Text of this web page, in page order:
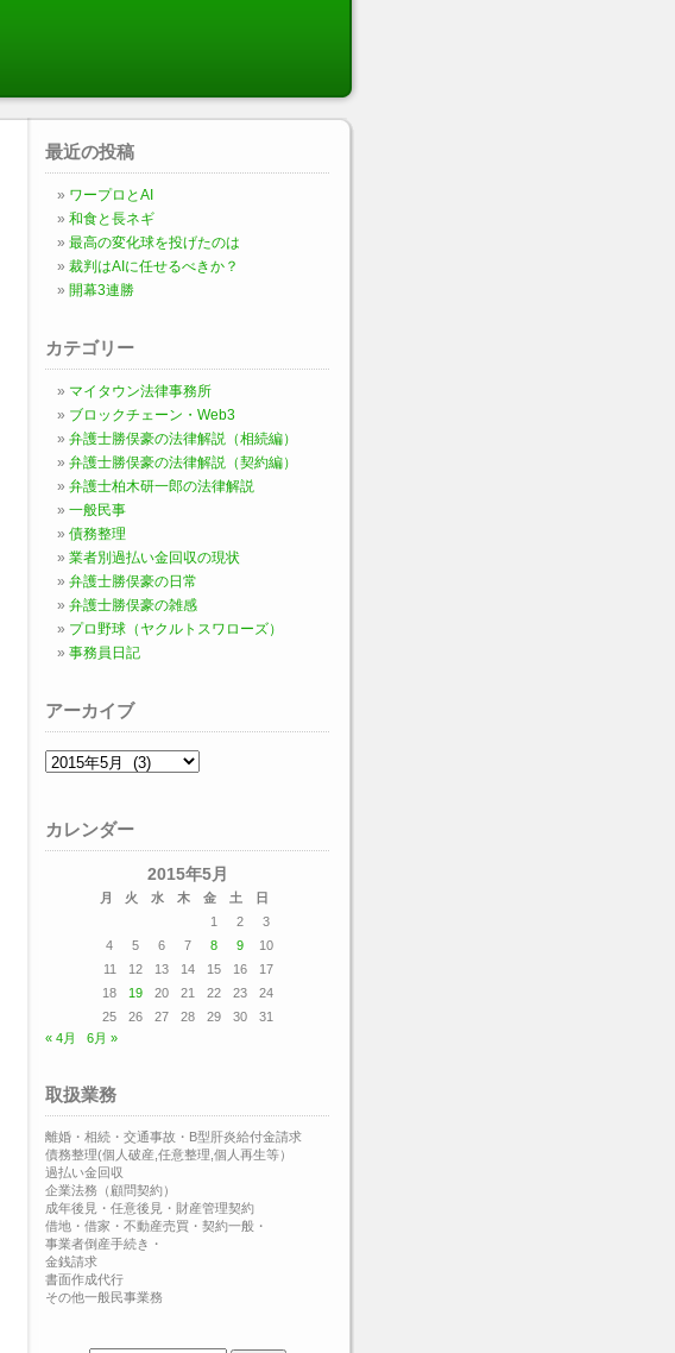
最近の投稿
ワープロとAI
和食と長ネギ
最高の変化球を投げたのは
裁判はAIに任せるべきか？
開幕3連勝
カテゴリー
マイタウン法律事務所
ブロックチェーン・Web3
弁護士勝俣豪の法律解説（相続編）
弁護士勝俣豪の法律解説（契約編）
弁護士柏木研一郎の法律解説
一般民事
債務整理
業者別過払い金回収の現状
弁護士勝俣豪の日常
弁護士勝俣豪の雑感
プロ野球（ヤクルトスワローズ）
事務員日記
アーカイブ
ア
ー
ブ
カレンダー
2015年5月
月 火 水 木 金 土
日
1
2
3
4
5 6 7 8 9
10
11
12 13 14 15 16
17
18
19 20 21 22 23
24
25
26 27 28 29 30
31
« 4月
6月 »
取扱業務
離婚・相続・交通事故・B型肝炎給付金請求
債務整理(個人破産,任意整理,個人再生等）
過払い金回収
企業法務（顧問契約）
成年後見・任意後見・財産管理契約
借地・借家・不動産売買・契約一般・
事業者倒産手続き・
金銭請求
書面作成代行
その他一般民事業務